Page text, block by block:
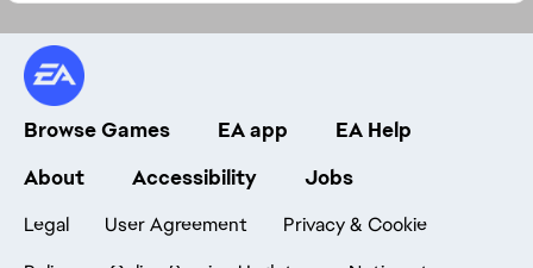
Browse Games EA app
EA Help
About
Accessibility Jobs
Legal User Agreement
Privacy & Cookie